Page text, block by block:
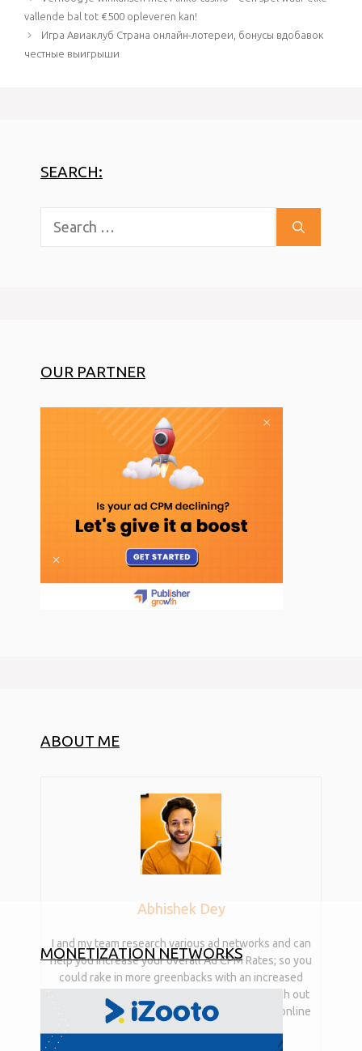
болезнями иммунной
компании. Наиболее
воздухонепроницаемым
и заболеваниями
navigation
vallende bal tot €500 opleveren kan!
Игра Авиаклуб Страна онлайн-лотереи, бонусы вдобавок
честные выигрыши
SEARCH:
OUR PARTNER
ABOUT ME
Abhishek Dey
I and my team research various ad networks and can
help you increase your overall Ad CPM Rates; so you
could rake in more greenbacks with an increased
website revenue. I am just a mail away, so reach out
to me if you want to tap into the power of the online
MONETIZATION NETWORKS